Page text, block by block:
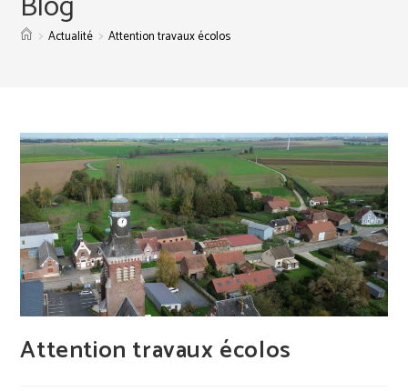
> Actualité > Attention travaux écolos
Attention travaux écolos